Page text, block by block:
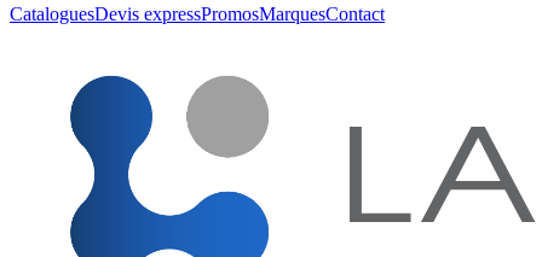
CataloguesDevis expressPromosMarquesContact